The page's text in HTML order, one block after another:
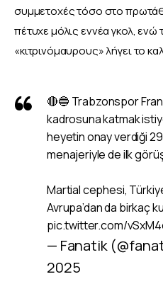
συμμετοχές τόσο στο
πέτυχε μόλις εννέα γκολ,
«κιτρινόμαυρους» λήγει το
🔴🔵 Trabzonspor
kadrosuna katmak
heyetin onay verdiği
menajeriyle de ilk
Martial cephesi,
Avrupa’dan da birkaç
pic.twitter.com/
— Fanatik
2025